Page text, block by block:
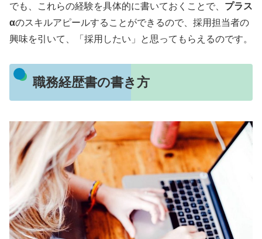
でも、これらの経験を具体的に書いておくことで、 プラス
αのスキルアピールすることができるので、採用担当者の
興味を引いて、「採用したい」と思ってもらえるのです。
職務経歴書の書き方